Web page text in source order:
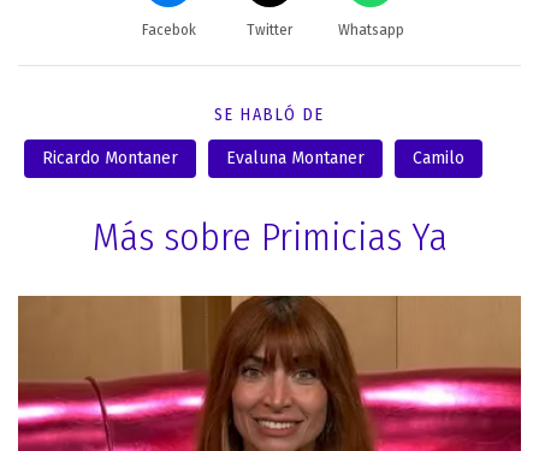
Facebok Twitter Whatsapp
SE HABLÓ DE
Ricardo Montaner Evaluna Montaner Camilo
Más sobre Primicias Ya